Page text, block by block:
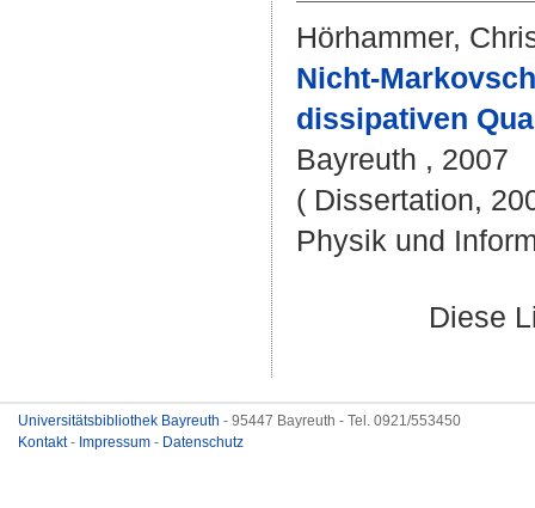
Hörhammer,
Nicht-
dissipativen
Bayreuth , 2007
( Dissertation,
Physik und
Diese
Universitätsbibliothek Bayreuth - 95447 Bayreuth - Tel. 0921/553450
Kontakt- Impressum - Datenschutz